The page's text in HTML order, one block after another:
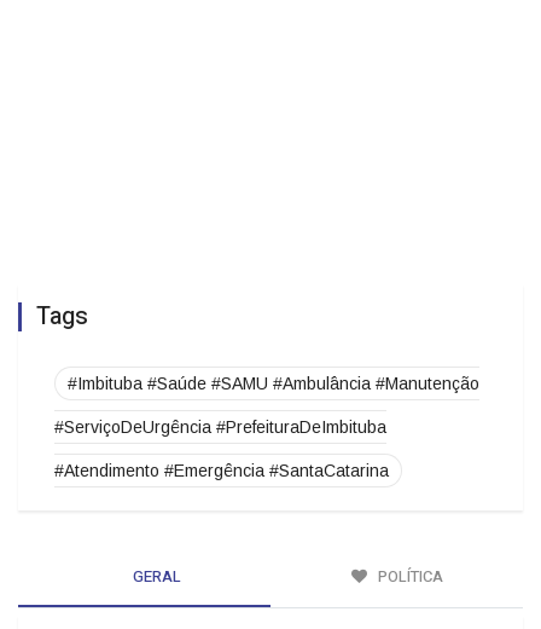
Tags
#Imbituba #Saúde #SAMU #Ambulância #Manutenção
#ServiçoDeUrgência #PrefeituraDeImbituba
#Atendimento #Emergência #SantaCatarina
GERAL POLÍTICA